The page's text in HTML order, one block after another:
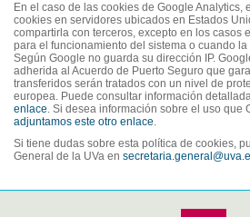
En el caso de las cookies de Google Analytics,
cookies en servidores ubicados en Estados
compartirla con terceros, excepto en los casos
para el funcionamiento del sistema o cuando
Según Google no guarda su dirección IP.
adherida al Acuerdo de Puerto Seguro que
transferidos serán tratados con un nivel de
europea. Puede consultar información
enlace. Si desea información sobre el uso que
adjuntamos este otro enlace.
Si tiene dudas sobre esta política de cookies,
General de la UVa en